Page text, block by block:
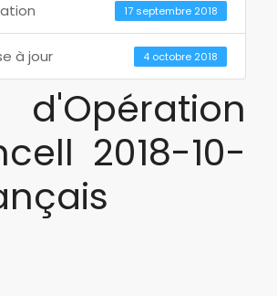
17 septembre 2018
à jour 4 octobre 2018
2018-10-